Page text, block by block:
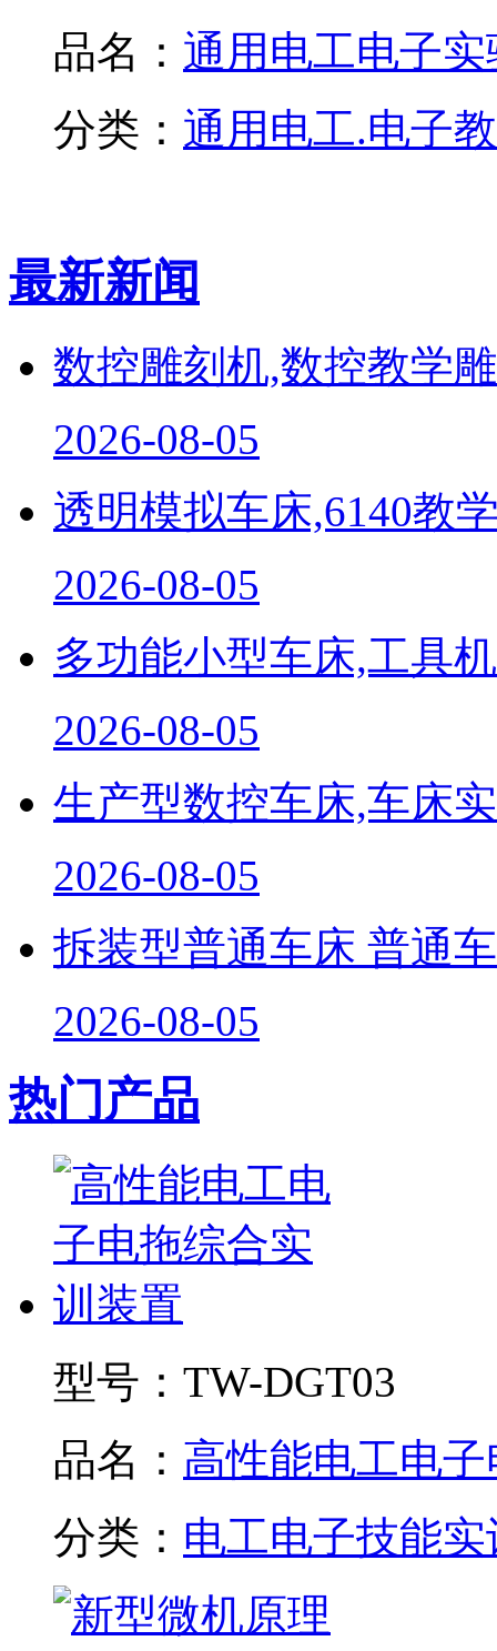
品名： 通用电工电子实
分类： 通用电工.电子
最新新闻
数控雕刻机,数控教学
2026-08-05
透明模拟车床,6140教
2026-08-05
多功能小型车床,工具
2026-08-05
生产型数控车床,车床
2026-08-05
拆装型普通车床 普通
2026-08-05
热门产品
型号： TW-DGT03
品名： 高性能电工电子
分类： 电工电子技能